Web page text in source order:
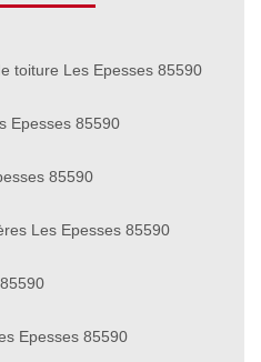
toiture Les Epesses 85590
Epesses 85590
85590
Les Epesses 85590
Epesses 85590